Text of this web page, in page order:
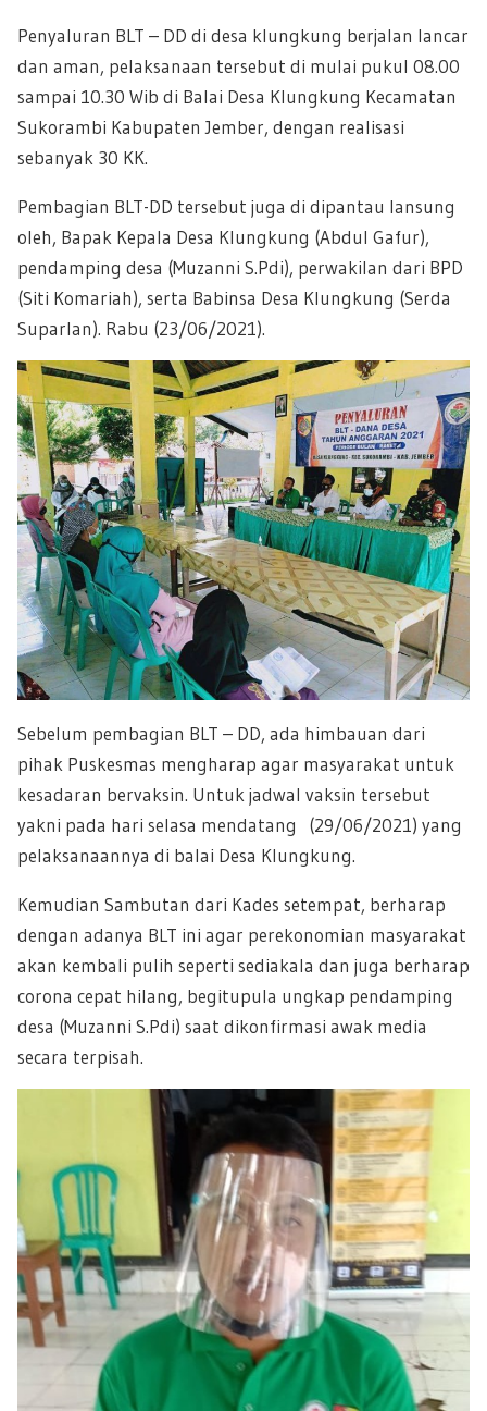
Penyaluran BLT – DD di desa klungkung berjalan lancar
dan aman, pelaksanaan tersebut di mulai pukul 08.00
sampai 10.30 Wib di Balai Desa Klungkung Kecamatan
Sukorambi Kabupaten Jember, dengan realisasi
sebanyak 30 KK.
Pembagian BLT-DD tersebut juga di dipantau lansung
oleh, Bapak Kepala Desa Klungkung (Abdul Gafur),
pendamping desa (Muzanni S.Pdi), perwakilan dari BPD
(Siti Komariah), serta Babinsa Desa Klungkung (Serda
Suparlan). Rabu (23/06/2021).
Sebelum pembagian BLT – DD, ada himbauan dari
pihak Puskesmas mengharap agar masyarakat untuk
kesadaran bervaksin. Untuk jadwal vaksin tersebut
yakni pada hari selasa mendatang (29/06/2021) yang
pelaksanaannya di balai Desa Klungkung.
Kemudian Sambutan dari Kades setempat, berharap
dengan adanya BLT ini agar perekonomian masyarakat
akan kembali pulih seperti sediakala dan juga berharap
corona cepat hilang, begitupula ungkap pendamping
desa (Muzanni S.Pdi) saat dikonfirmasi awak media
secara terpisah.